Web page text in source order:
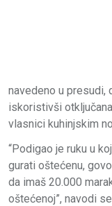
navedeno u presudi,
iskoristivši
vlasnici kuhinjskim
“Podigao je ruku u
gurati oštećenu,
da imaš 20.000
oštećenoj”, navodi